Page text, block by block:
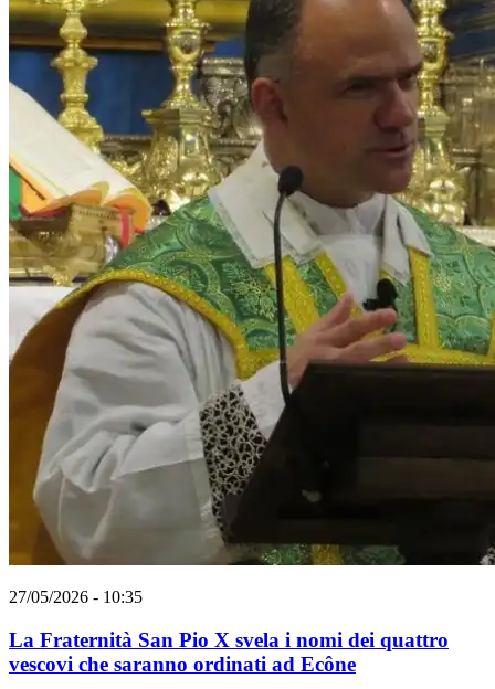
27/05/2026 - 10:35
La Fraternità San Pio X svela i nomi dei quattro
vescovi che saranno ordinati ad Ecône